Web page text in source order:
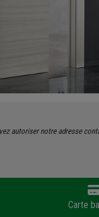
autoriser notre adresse
Carte